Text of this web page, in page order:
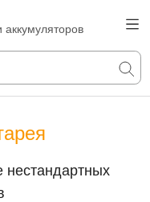
аккумуляторов
нестандартных